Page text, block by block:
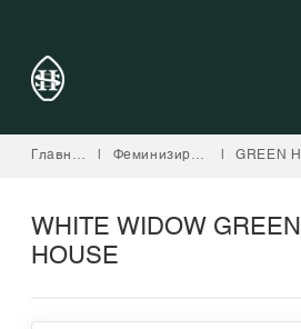
Главная | Феминизированные |
WHITE WIDOW GREEN
HOUSE